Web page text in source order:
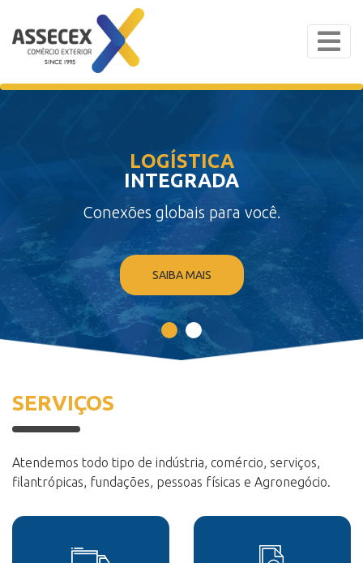
LOGÍSTICA
INTEGRADA
Conexões globais para você.
SAIBA MAIS
SERVIÇOS
Atendemos todo tipo de indústria, comércio, serviços,
filantrópicas, fundações, pessoas físicas e Agronegócio.